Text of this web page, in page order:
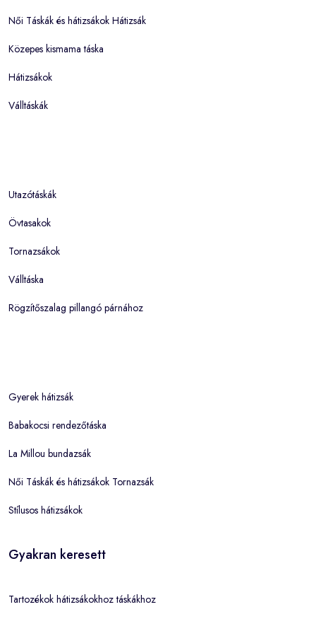
Női Táskák és hátizsákok Hátizsák
Közepes kismama táska
Hátizsákok
Válltáskák
Utazótáskák
Övtasakok
Tornazsákok
Válltáska
Rögzítőszalag pillangó párnához
Gyerek hátizsák
Babakocsi rendezőtáska
La Millou bundazsák
Női Táskák és hátizsákok Tornazsák
Stílusos hátizsákok
Gyakran keresett
Tartozékok hátizsákokhoz táskákhoz